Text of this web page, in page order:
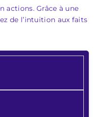
actions. Grâce à une
de l’intuition aux faits